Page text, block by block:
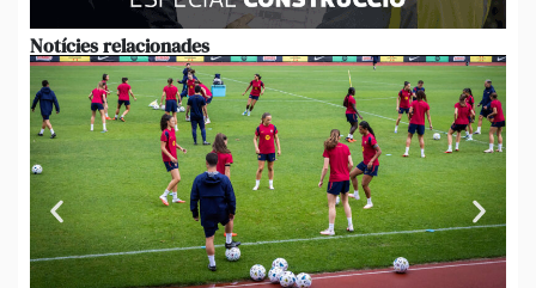
Notícies relacionades